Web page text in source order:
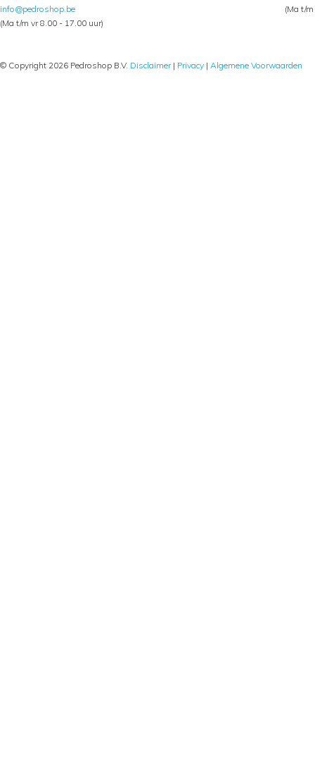
info@pedroshop.be
(Ma t/m vr 8.00 - 17.00 uur)
(Ma t/
© Copyright 2026 Pedroshop B.V. Disclaimer| Privacy | Algemene Voorwaarden